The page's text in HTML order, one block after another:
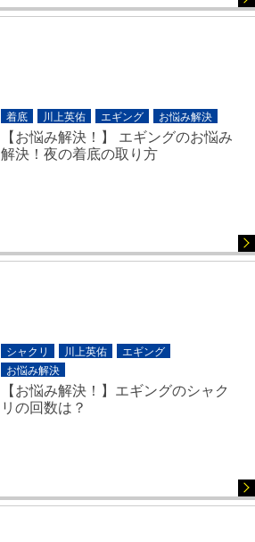
着底 川上英佑 エギング お悩み解決
【お悩み解決！】 エギングのお悩み
解決！夜の着底の取り方
シャクリ 川上英佑
エギング
お悩み解決
【お悩み解決！】エギングのシャク
リの回数は？